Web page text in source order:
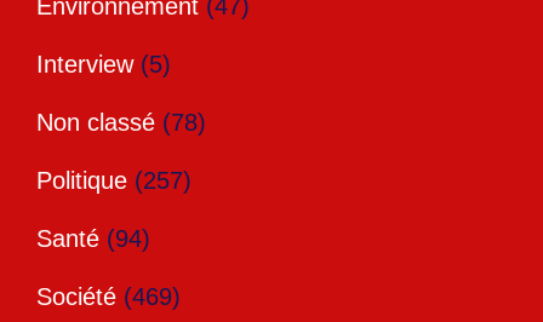
Environnement (47)
Interview(5)
Non classé (78)
Politique (257)
Santé (94)
Société (469)